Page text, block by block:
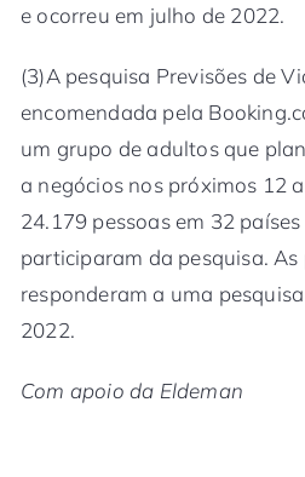
e ocorreu em julho de 2022.
(3)A pesquisa Previsões de
encomendada pela
um grupo de adultos que
a negócios nos próximos 12
24.179 pessoas em 32
participaram da pesquisa.
responderam a uma
2022.
Com apoio da Eldeman